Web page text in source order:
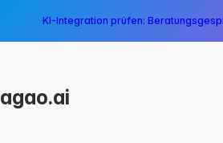
KI-Integration prüfen:
agao.ai